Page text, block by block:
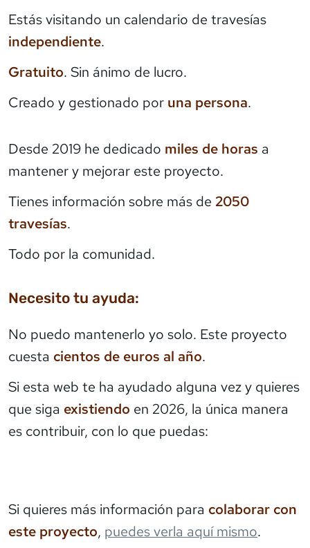
Estás visitando un calendario de travesías
independiente.
Gratuito. Sin ánimo de lucro.
Creado y gestionado por una persona.
Desde 2019 he dedicado miles de horas a
mantener y mejorar este proyecto.
Tienes información sobre más de 2050
travesías.
Todo por la comunidad.
Necesito tu ayuda:
No puedo mantenerlo yo solo. Este proyecto
cuesta cientos de euros al año.
Si esta web te ha ayudado alguna vez y quieres
que siga existiendo en 2026, la única manera
es contribuir, con lo que puedas:
Si quieres más información para colaborar con
este proyecto, puedes verla aquí mismo.